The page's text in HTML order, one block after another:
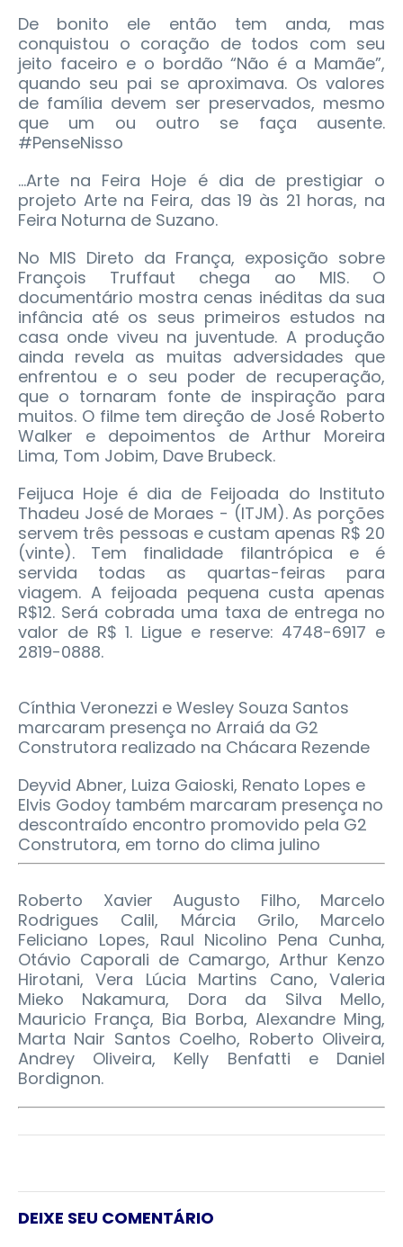
De bonito ele então tem anda, mas
conquistou o coração de todos com seu
jeito faceiro e o bordão “Não é a Mamãe”,
quando seu pai se aproximava. Os valores
de família devem ser preservados, mesmo
que um ou outro se faça ausente.
#PenseNisso
...Arte na Feira Hoje é dia de prestigiar o
projeto Arte na Feira, das 19 às 21 horas, na
Feira Noturna de Suzano.
No MIS Direto da França, exposição sobre
François Truffaut chega ao MIS. O
documentário mostra cenas inéditas da sua
infância até os seus primeiros estudos na
casa onde viveu na juventude. A produção
ainda revela as muitas adversidades que
enfrentou e o seu poder de recuperação,
que o tornaram fonte de inspiração para
muitos. O filme tem direção de José Roberto
Walker e depoimentos de Arthur Moreira
Lima, Tom Jobim, Dave Brubeck.
Feijuca Hoje é dia de Feijoada do Instituto
Thadeu José de Moraes - (ITJM). As porções
servem três pessoas e custam apenas R$ 20
(vinte). Tem finalidade filantrópica e é
servida todas as quartas-feiras para
viagem. A feijoada pequena custa apenas
R$12. Será cobrada uma taxa de entrega no
valor de R$ 1. Ligue e reserve: 4748-6917 e
2819-0888.
Cínthia Veronezzi e Wesley Souza Santos
marcaram presença no Arraiá da G2
Construtora realizado na Chácara Rezende
Deyvid Abner, Luiza Gaioski, Renato Lopes e
Elvis Godoy também marcaram presença no
descontraído encontro promovido pela G2
Construtora, em torno do clima julino
Roberto Xavier Augusto Filho, Marcelo
Rodrigues Calil, Márcia Grilo, Marcelo
Feliciano Lopes, Raul Nicolino Pena Cunha,
Otávio Caporali de Camargo, Arthur Kenzo
Hirotani, Vera Lúcia Martins Cano, Valeria
Mieko Nakamura, Dora da Silva Mello,
Mauricio França, Bia Borba, Alexandre Ming,
Marta Nair Santos Coelho, Roberto Oliveira,
Andrey Oliveira, Kelly Benfatti e Daniel
Bordignon.
DEIXE SEU COMENTÁRIO